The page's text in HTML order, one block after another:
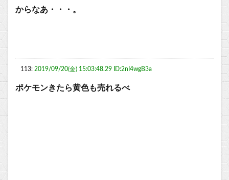
からなあ・・・。
113: 2019/09/20(金) 15:03:48.29 ID:2nI4wgB3a
ポケモンきたら黄色も売れるべ